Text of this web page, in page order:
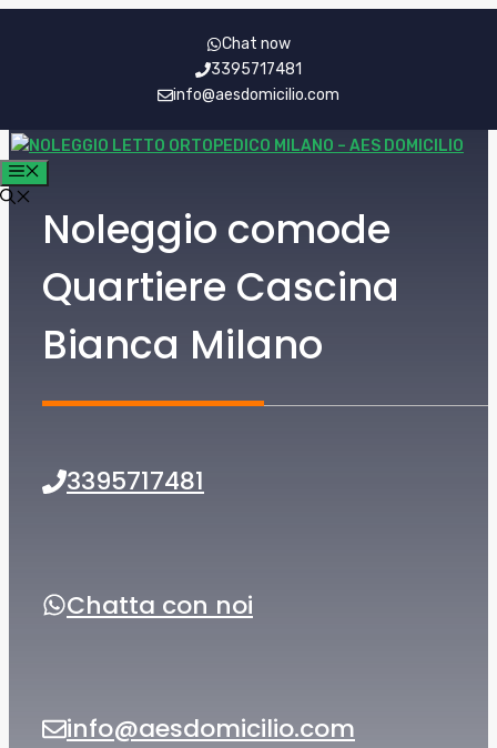
Chat now
3395717481
info@aesdomicilio.com
Noleggio comode
Quartiere Cascina
Bianca Milano
3395717481
Chatta con noi
info@aesdomicilio.com